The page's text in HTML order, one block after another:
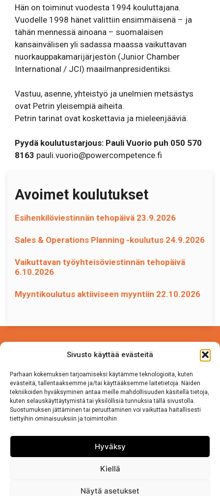
Sivusto käyttää evästeitä
Parhaan kokemuksen tarjoamiseksi käytämme teknologioita, kuten
evästeitä, tallentaaksemme ja/tai käyttääksemme laitetietoja. Näiden
tekniikoiden hyväksyminen antaa meille mahdollisuuden käsitellä tietoja,
kuten selauskäyttäytymistä tai yksilöllisiä tunnuksia tällä sivustolla.
Suostumuksen jättäminen tai peruuttaminen voi vaikuttaa haitallisesti
tiettyihin ominaisuuksiin ja toimintoihin.
Hyväksy
Kiellä
Näytä asetukset
Hän on toiminut vuodesta 1994 kouluttajana.
Vuodelle 1998 hänet valittiin ensimmäisenä – ja
tähän mennessä ainoana – suomalaisen
kansainvälisen yli sadassa maassa vaikuttavan
nuorkauppakamarijärjestön (Junior Chamber
International / JCI) maailmanpresidentiksi.
Vastuu, asenne, yhteistyö ja unelmien metsästys
ovat Petrin yleisempiä aiheita.
Petrin tarinat ovat koskettavia ja mieleenjääviä.
Pyydä koulutustarjous: Pauli Vuorio puh 050 570
8163 pauli.vuorio@powercompetence.fi
Avoimet koulutukset
Esihenkilöviestinnän tehopäivä 23.9.2026
Sales & Operations Planning -koulutus 24.9.2026
Vaikuttavan työyhteisöviestinnän tehopäivä
6.10.2026
Myyntikoulutus aktiiviseen myyntiin 22.10.2026
Tehtaantie 5 A 4
14500 IITTALA
Puh. 050 570 8163
Sivuston käyttö ja Tietosuojalauseke